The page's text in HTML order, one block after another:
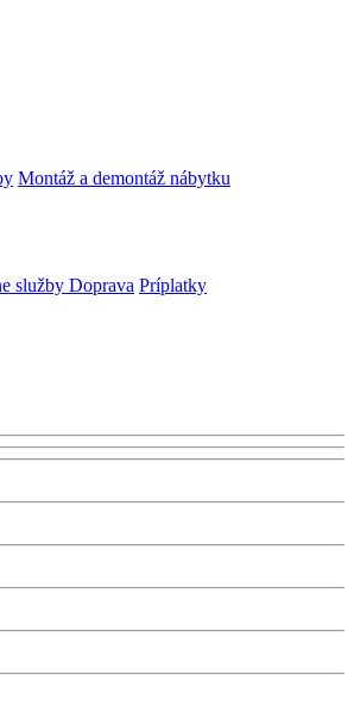
Montáž a demontáž nábytku
služby Doprava Príplatky